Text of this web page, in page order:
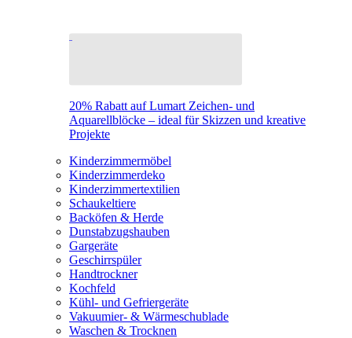
20% Rabatt auf Lumart Zeichen- und
Aquarellblöcke – ideal für Skizzen und kreative
Projekte
Kinderzimmermöbel
Kinderzimmerdeko
Kinderzimmertextilien
Schaukeltiere
Backöfen & Herde
Dunstabzugshauben
Gargeräte
Geschirrspüler
Handtrockner
Kochfeld
Kühl- und Gefriergeräte
Vakuumier- & Wärmeschublade
Waschen & Trocknen